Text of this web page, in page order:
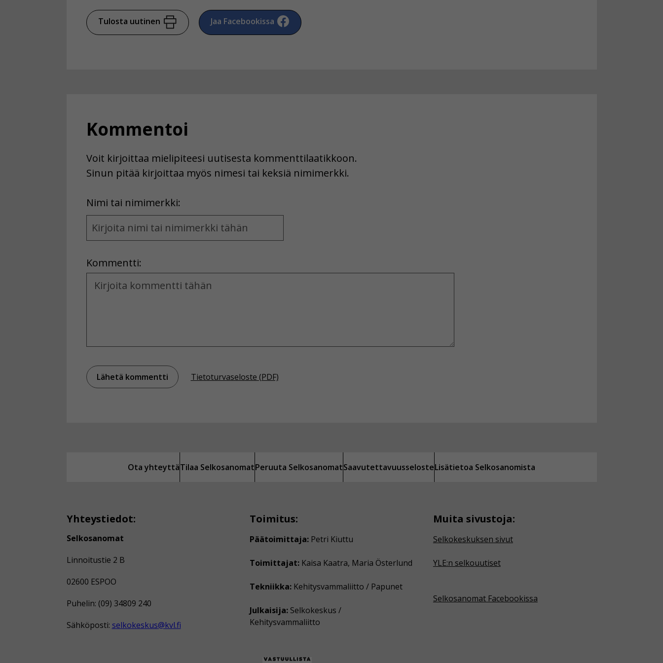
Tulosta uutinen Jaa Facebookissa
Kommentoi
Voit kirjoittaa mielipiteesi uutisesta kommenttilaatikkoon.
Sinun pitää kirjoittaa myös nimesi tai keksiä nimimerkki.
Nimi tai nimimerkki:
Name
and
Kommentti:
Kommentti
Tietoturvaseloste (PDF)
Ota yhteyttäTilaa SelkosanomatPeruuta SelkosanomatSaavutettavuusselosteLisätietoa Selkosanomista
Yhteystiedot:
Selkosanomat
Linnoitustie 2 B
02600 ESPOO
Puhelin: (09) 34809 240
Sähköposti: selkokeskus@kvl.fi
Toimitus:
Päätoimittaja: Petri Kiuttu
Toimittajat: Kaisa Kaatra, Maria Österlund
Tekniikka: Kehitysvammaliitto / Papunet
Julkaisija: Selkokeskus /
Kehitysvammaliitto
Muita sivustoja:
Selkokeskuksen sivut
YLE:n selkouutiset
Selkosanomat Facebookissa